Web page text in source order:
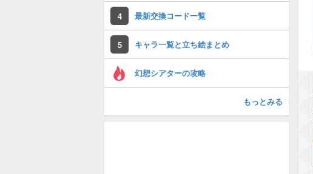
4 最新交換コード一覧
5 キャラ一覧と立ち絵まとめ
幻想シアターの攻略
もっとみる